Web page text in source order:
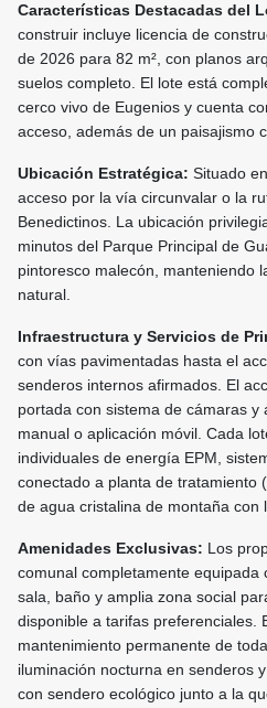
Características Destacadas del
construir incluye licencia de
de 2026 para 82 m², con planos
suelos completo. El lote está
cerco vivo de Eugenios y cuenta
acceso, además de un paisajismo
Ubicación Estratégica: Situado
acceso por la vía circunvalar o la
Benedictinos. La ubicación
minutos del Parque Principal de
pintoresco malecón, manteniendo
natural.
Infraestructura y Servicios de
con vías pavimentadas hasta el
senderos internos afirmados. El
portada con sistema de cámaras
manual o aplicación móvil. Cada
individuales de energía EPM,
conectado a planta de tratamiento
de agua cristalina de montaña con
Amenidades Exclusivas: Los
comunal completamente equipada
sala, baño y amplia zona social
disponible a tarifas preferenciales.
mantenimiento permanente de
iluminación nocturna en senderos
con sendero ecológico junto a la